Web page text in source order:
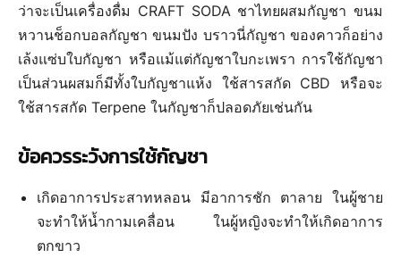
ว่าจะเป็นเครื่องดื่ม CRAFT SODA ชาไทยผสมกัญชา ขนม
หวานช็อกบอลกัญชา ขนมปัง บราวนี่กัญชา ของคาวก็อย่าง
เล้งแซ่บใบกัญชา หรือแม้แต่กัญชาใบกะเพรา การใช้กัญชา
เป็นส่วนผสมก็มีทั้งใบกัญชาแห้ง ใช้สารสกัด CBD หรือจะ
ใช้สารสกัด Terpene ในกัญชาก็ปลอดภัยเช่นกัน
ข้อควรระวังการใช้กัญชา
เกิดอาการประสาทหลอน มีอาการชัก ตาลาย ในผู้ชาย
จะทำให้น้ำกามเคลื่อน ในผู้หญิงจะทำให้เกิดอาการ
ตกขาว